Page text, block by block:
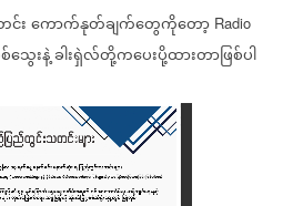
းကောက်နုတ်ချက်တွေကိုတော့ Radio
သွေးနဲ့ခါးရှဲလ်တို့ကပေးပို့ထားတာဖြစ်ပါ